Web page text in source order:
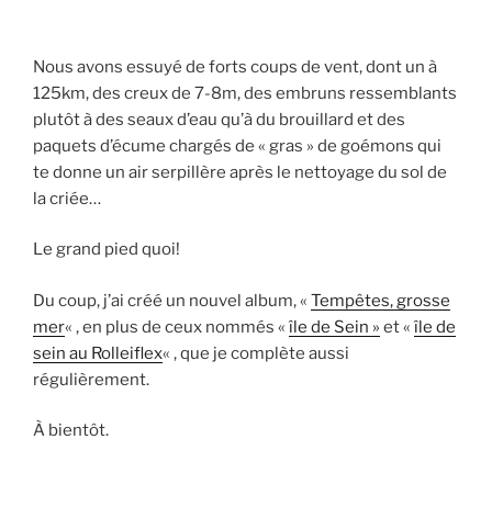
Nous avons essuyé de forts coups de vent, dont un à
125km, des creux de 7-8m, des embruns ressemblants
plutôt à des seaux d’eau qu’à du brouillard et des
paquets d’écume chargés de « gras » de goémons qui
te donne un air serpillère après le nettoyage du sol de
la criée…
Le grand pied quoi!
Du coup, j’ai créé un nouvel album, « Tempêtes, grosse
mer« , en plus de ceux nommés «île de Sein » et «île de
sein au Rolleiflex« , que je complète aussi
régulièrement.
À bientôt.